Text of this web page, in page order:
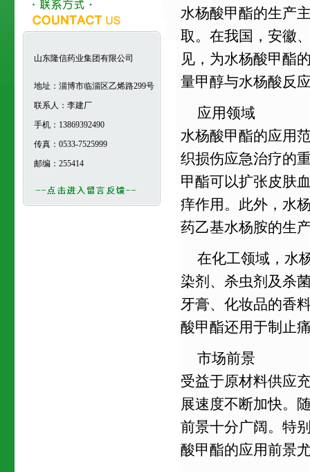
山东隆信药业集团有限公司
地址：淄博市临淄区乙烯路299号
联系人：李建厂
手机：13869392490
传真：0533-7525999
邮编：255414
水杨酸甲酯的生产
取。在我国，安徽
见，为水杨酸甲酯
量甲醇与水杨酸反
应用领域
水杨酸甲酯的应用
织损伤应急治疗的
甲酯可以扩张皮肤
痒作用。此外，水
药乙基水杨胺的生
在化工领域，水
染剂、杀虫剂及杀
牙膏、化妆品的香
酸甲酯还用于制止
市场前景
受益于原材料供应
展速度不断加快。
前景十分广阔。特
酸甲酯的应用前景